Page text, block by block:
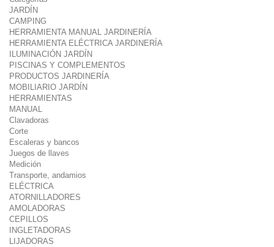
JARDÍN
CAMPING
HERRAMIENTA MANUAL JARDINERÍA
HERRAMIENTA ELÉCTRICA JARDINERÍA
ILUMINACIÓN JARDÍN
PISCINAS Y COMPLEMENTOS
PRODUCTOS JARDINERÍA
MOBILIARIO JARDÍN
HERRAMIENTAS
MANUAL
Clavadoras
Corte
Escaleras y bancos
Juegos de llaves
Medición
Transporte, andamios
ELÉCTRICA
ATORNILLADORES
AMOLADORAS
CEPILLOS
INGLETADORAS
LIJADORAS